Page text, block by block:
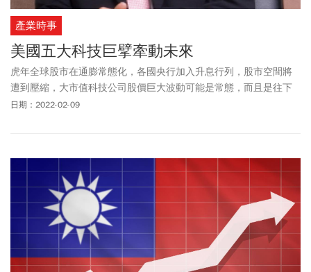
產業時事
美國五大科技巨擘牽動未來
虎年全球股市在通膨常態化，各國央行加入升息行列，股市空間將
遭到壓縮，大市值科技公司股價巨大波動可能是常態，而且是往下
調整空間大，這個現象值得留意！
日期：2022-02-09